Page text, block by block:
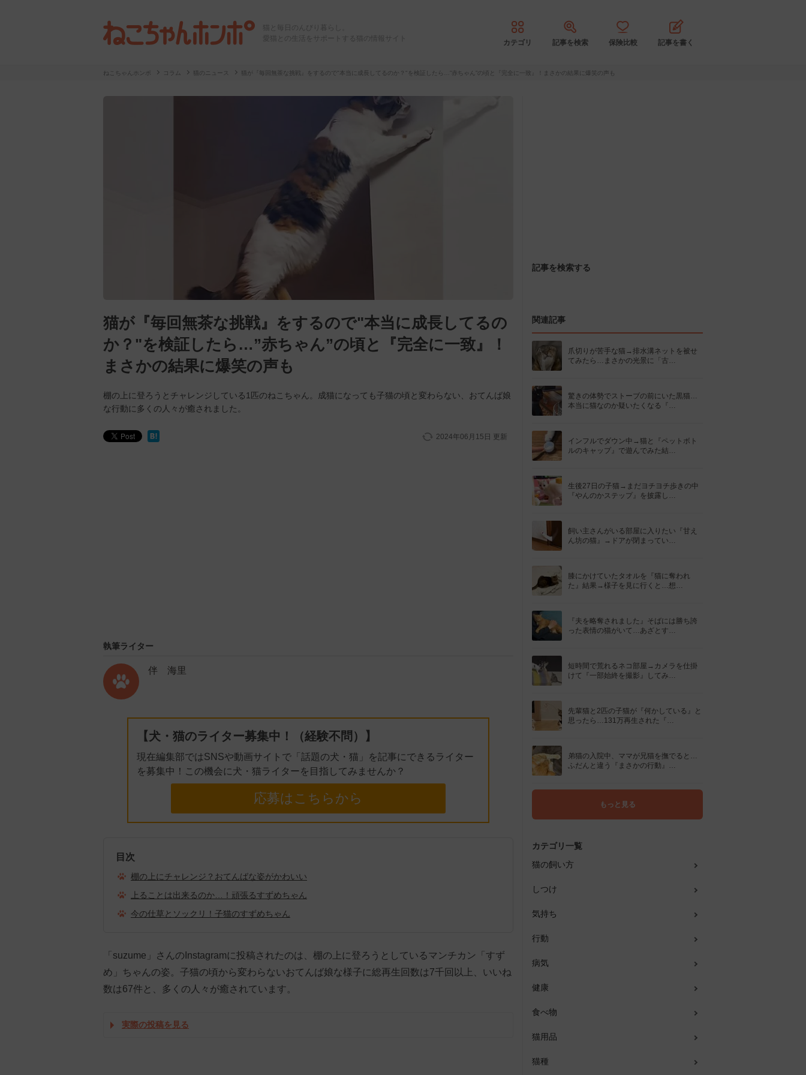
猫と毎日のんびり暮らし。
愛猫との生活をサポートする猫の情報サイト
カテゴリ 記事を検索 保険比較 記事を書く
ねこちゃんホンポ コラム 猫のニュース 猫が『毎回無茶な挑戦』をするので"本当に成長してるのか？"を検証したら…”赤ちゃん”の頃と『完全に一致』！まさかの結果に爆笑の声も
猫が『毎回無茶な挑戦』をするので"本当に成長してるの
か？"を検証したら…”赤ちゃん”の頃と『完全に一致』！
まさかの結果に爆笑の声も
棚の上に登ろうとチャレンジしている1匹のねこちゃん。成猫になっても子猫の頃と変わらない、おてんば娘
な行動に多くの人々が癒されました。
2024年06月15日 更新
執筆ライター
伴 海里
【犬・猫のライター募集中！（経験不問）】
現在編集部ではSNSや動画サイトで「話題の犬・猫」を記事にできるライター
を募集中！この機会に犬・猫ライターを目指してみませんか？
応募はこちらから
目次
棚の上にチャレンジ？おてんばな姿がかわいい
上ることは出来るのか…！頑張るすずめちゃん
今の仕草とソックリ！子猫のすずめちゃん
「suzume」さんのInstagramに投稿されたのは、棚の上に登ろうとしているマンチカン「すず
め」ちゃんの姿。子猫の頃から変わらないおてんば娘な様子に総再生回数は7千回以上、いいね
数は67件と、多くの人々が癒されています。
実際の投稿を見る
記事を検索する
関連記事
爪切りが苦手な猫→排水溝ネットを被せ
てみたら…まさかの光景に「古…
驚きの体勢でストーブの前にいた黒猫…
本当に猫なのか疑いたくなる『…
インフルでダウン中→猫と『ペットボト
ルのキャップ』で遊んでみた結…
生後27日の子猫→まだヨチヨチ歩きの中
『やんのかステップ』を披露し…
飼い主さんがいる部屋に入りたい『甘え
ん坊の猫』→ドアが閉まってい…
膝にかけていたタオルを『猫に奪われ
た』結果→様子を見に行くと…想…
『夫を略奪されました』そばには勝ち誇
った表情の猫がいて…あざとす…
短時間で荒れるネコ部屋→カメラを仕掛
けて『一部始終を撮影』してみ…
先輩猫と2匹の子猫が『何かしている』と
思ったら…131万再生された『…
弟猫の入院中、ママが兄猫を撫でると…
ふだんと違う『まさかの行動』…
もっと見る
カテゴリ一覧
猫の飼い方
しつけ
気持ち
行動
病気
健康
食べ物
猫用品
猫種